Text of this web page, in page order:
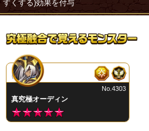
すくする)効果を付与
真究極オーディン
No.4303